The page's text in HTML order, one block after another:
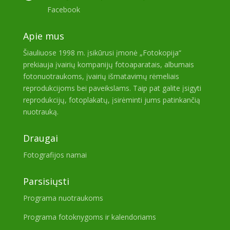
Facebook
Apie mus
Šiauliuose 1998 m. įsikūrusi įmonė „Fotokopija“
prekiauja įvairių kompanijų fotoaparatais, albumais
fotonuotraukoms, įvairių išmatavimų rėmeliais
reprodukcijoms bei paveikslams. Taip pat galite įsigyti
reprodukcijų, fotoplakatų, įsirėminti jums patinkančią
nuotrauką.
Draugai
Fotografijos namai
Parsisiųsti
Programa nuotraukoms
Programa fotoknygoms ir kalendoriams